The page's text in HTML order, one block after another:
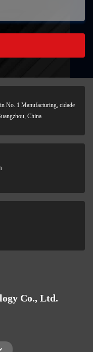
No. 1 Manufacturing, cidade
China
Co., Ltd.